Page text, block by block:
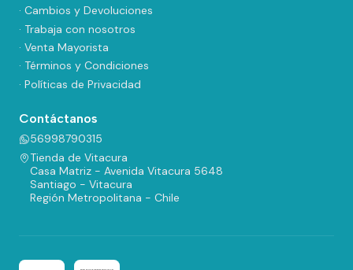
· Cambios y Devoluciones
· Trabaja con nosotros
· Venta Mayorista
· Términos y Condiciones
· Políticas de Privacidad
Contáctanos
56998790315
Tienda de Vitacura
Casa Matriz - Avenida Vitacura 5648
Santiago - Vitacura
Región Metropolitana - Chile